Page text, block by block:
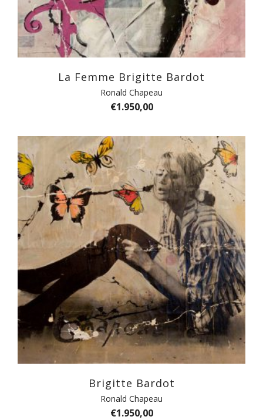
La Femme Brigitte Bardot
Ronald Chapeau
€1.950,00
Brigitte Bardot
Ronald Chapeau
€1.950,00